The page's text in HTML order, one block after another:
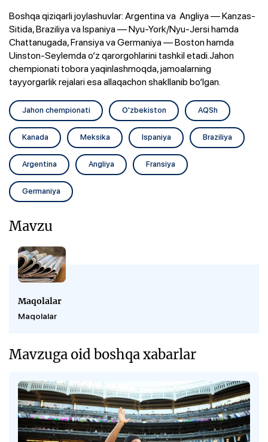
Boshqa qiziqarli joylashuvlar:​ Argentina va Angliya — Kanzas-
Sitida, Braziliya va Ispaniya — Nyu-York/Nyu-Jersi hamda
Chattanugada,​ Fransiya va Germaniya — Boston hamda
Uinston-Seylemda o‘z qarorgohlarini tashkil etadi.​Jahon
chempionati tobora yaqinlashmoqda, jamoalarning
tayyorgarlik rejalari esa allaqachon shakllanib bo‘lgan.
Jahon chempionati O'zbekiston AQSh
Kanada Meksika Ispaniya Braziliya
Argentina Angliya Fransiya
Germaniya
Mavzu
Maqolalar
Maqolalar
Mavzuga oid boshqa xabarlar